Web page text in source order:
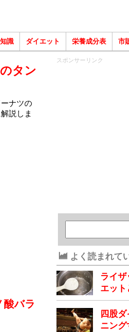
識 ダイエット 栄養成分表 市
タン
ナツの
説しま
バラ
スポンサーリンク
よく読まれて
ライ
エット
四股
ニング